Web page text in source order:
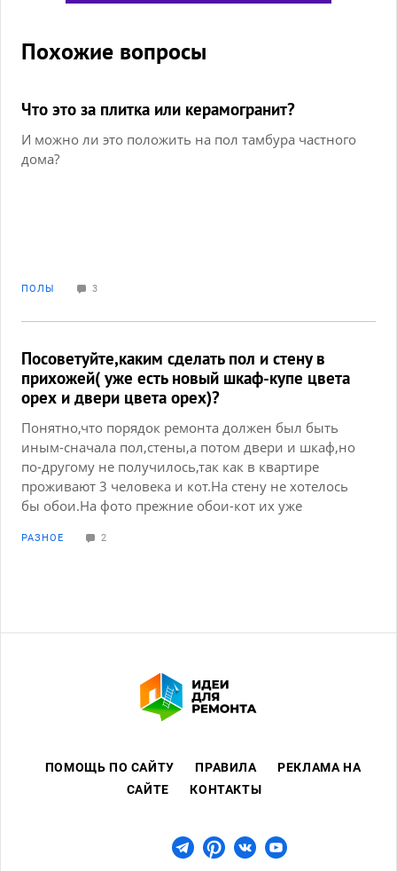
Похожие вопросы
Что это за плитка или керамогранит?
И можно ли это положить на пол тамбура частного
дома?
ПОЛЫ 3
Посоветуйте,каким сделать пол и стену в
прихожей( уже есть новый шкаф-купе цвета
орех и двери цвета орех)?
Понятно,что порядок ремонта должен был быть
иным-сначала пол,стены,а потом двери и шкаф,но
по-другому не получилось,так как в квартире
проживают 3 человека и кот.На стену не хотелось
бы обои.На фото прежние обои-кот их уже
керамогранит(глава семьи против).Подумываем о
РАЗНОЕ 2
ПОМОЩЬ ПО САЙТУ ПРАВИЛА
РЕКЛАМА НА
САЙТЕ
КОНТАКТЫ